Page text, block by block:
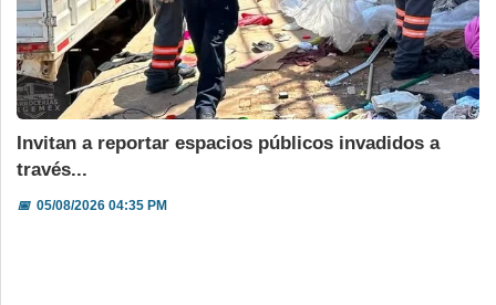
Invitan a reportar espacios públicos invadidos a
través...
📅05/08/2026 04:35 PM